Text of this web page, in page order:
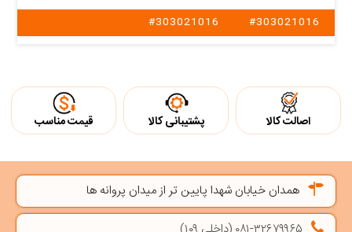
#303021016
#303021016
اصالت کالا پشتیبانی کالا قیمت مناسب
همدان خیابان شهدا پایین تر از میدان پروانه ها